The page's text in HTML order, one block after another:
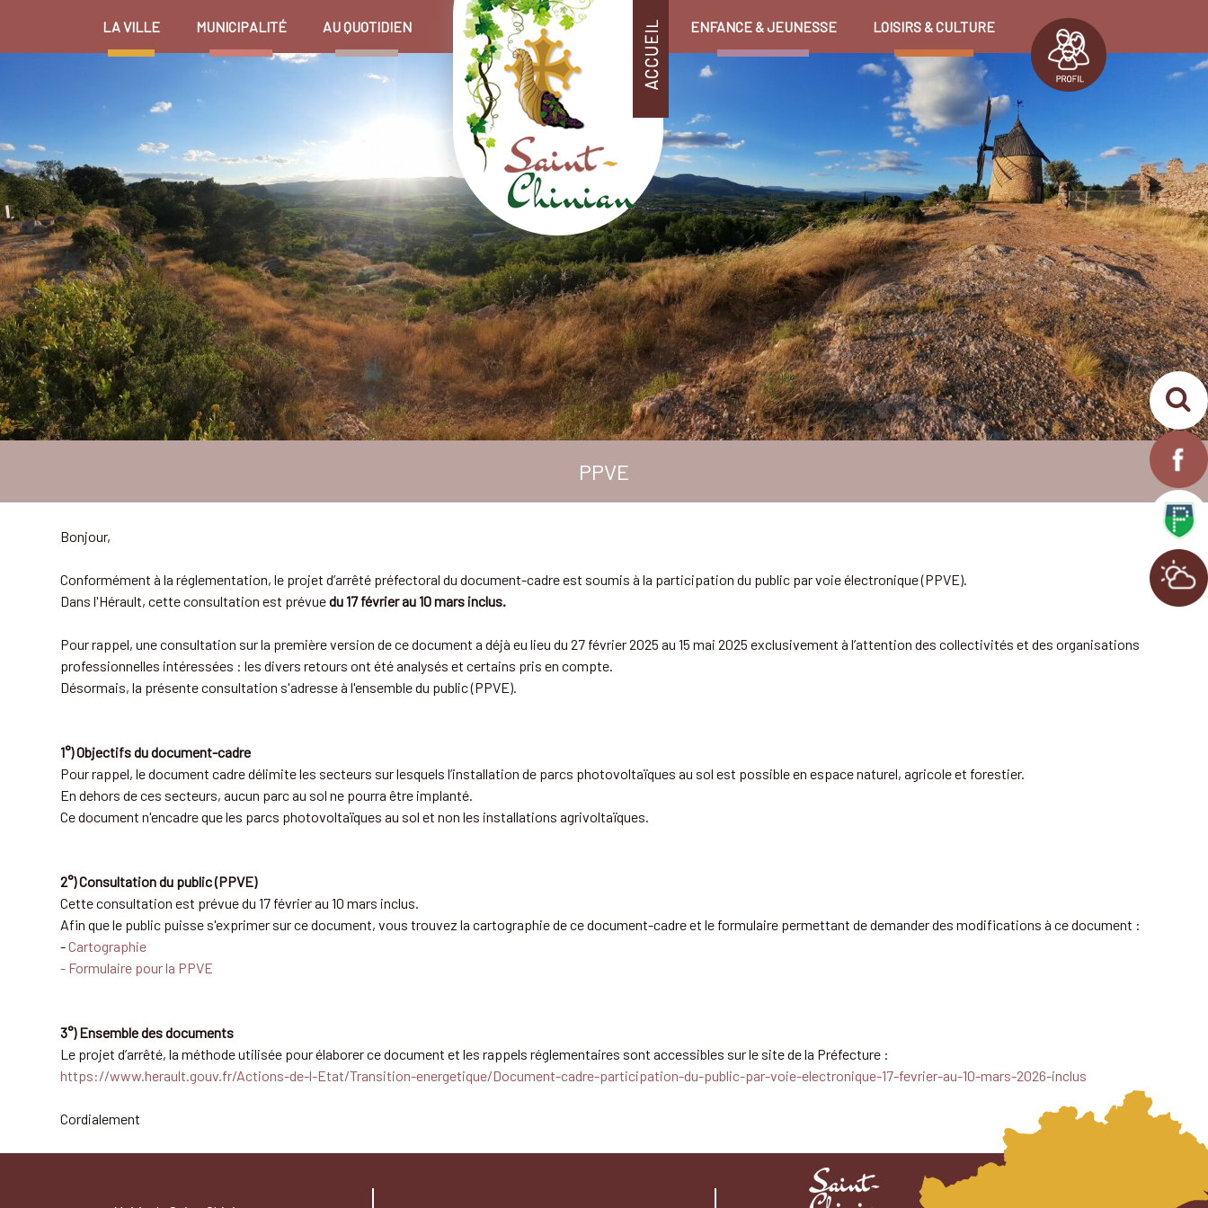
LA VILLE MUNICIPALITÉ AU QUOTIDIEN ENFANCE & JEUNESSE LOISIRS & CULTURE
PPVE
Bonjour,
Conformément à la réglementation, le projet d’arrêté préfectoral du document-cadre est soumis à la participation du public par voie électronique (PPVE).
Dans l'Hérault, cette consultation est prévuedu 17 février au 10 mars inclus.
Pour rappel, une consultation sur la première version de ce document a déjà eu lieu du 27 février 2025 au 15 mai 2025 exclusivement à l’attention des collectivités et des organisations
professionnelles intéressées : les divers retours ont été analysés et certains pris en compte.
Désormais, la présente consultation s'adresse à l'ensemble du public (PPVE).
1°) Objectifs du document-cadre
Pour rappel, le document cadre délimite les secteurs sur lesquels l’installation de parcs photovoltaïques au sol est possible en espace naturel, agricole et forestier.
En dehors de ces secteurs, aucun parc au sol ne pourra être implanté.
Ce document n'encadre que les parcs photovoltaïques au sol et non les installations agrivoltaïques.
2°) Consultation du public (PPVE)
Cette consultation est prévue du 17 février au 10 mars inclus.
Afin que le public puisse s'exprimer sur ce document, vous trouvez la cartographie de ce document-cadre et le formulaire permettant de demander des modifications à ce document :
-Cartographie
- Formulaire pour la PPVE
3°) Ensemble des documents
Le projet d’arrêté, la méthode utilisée pour élaborer ce document et les rappels réglementaires sont accessibles sur le site de la Préfecture :
https://www.herault.gouv.fr/Actions-de-l-Etat/Transition-energetique/Document-cadre-participation-du-public-par-voie-electronique-17-fevrier-au-10-mars-2026-inclus
Cordialement